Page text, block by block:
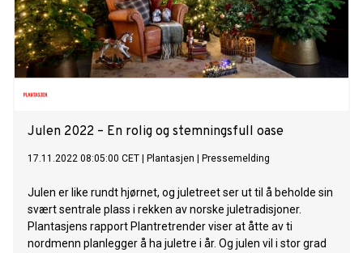
Julen 2022 – En rolig og stemningsfull oase
17.11.2022 08:05:00 CET Plantasjen Pressemelding
Julen er like rundt hjørnet, og juletreet ser ut til å beholde sin
svært sentrale plass i rekken av norske juletradisjoner.
Plantasjens rapport Plantretrender viser at åtte av ti
nordmenn planlegger å ha juletre i år. Og julen vil i stor grad